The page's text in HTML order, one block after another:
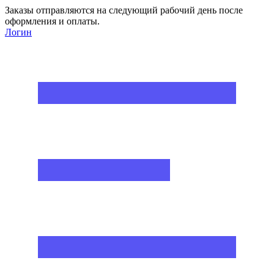
Заказы отправляются на следующий рабочий день после
оформления и оплаты.
Логин